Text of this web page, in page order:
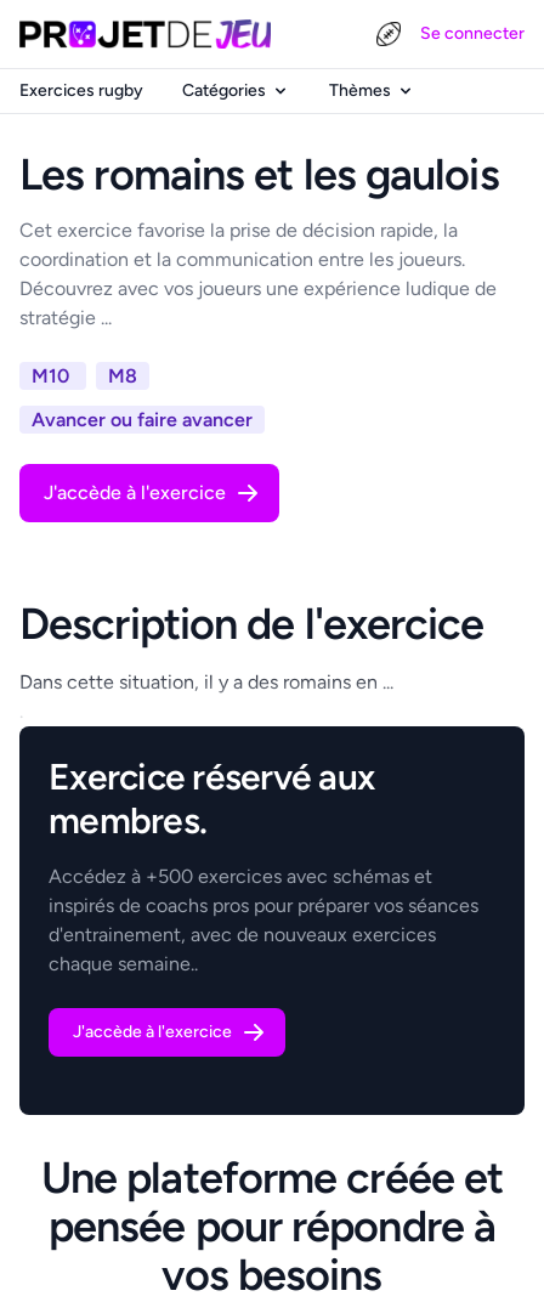
Se connecter
Exercices rugby Catégories Thèmes
Les romains et les gaulois
Cet exercice favorise la prise de décision rapide, la
coordination et la communication entre les joueurs.
Découvrez avec vos joueurs une expérience ludique de
stratégie ...
M10
M8
Avancer ou faire avancer
J'accède à l'exercice
Description de l'exercice
Dans cette situation, il y a des romains en ...
.
Exercice réservé aux
membres.
Accédez à +500 exercices avec schémas et
inspirés de coachs pros pour préparer vos séances
d'entrainement, avec de nouveaux exercices
chaque semaine..
J'accède à l'exercice
Une plateforme créée et
pensée pour répondre à
vos besoins